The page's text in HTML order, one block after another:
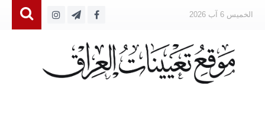
الخميس 6 آب 2026